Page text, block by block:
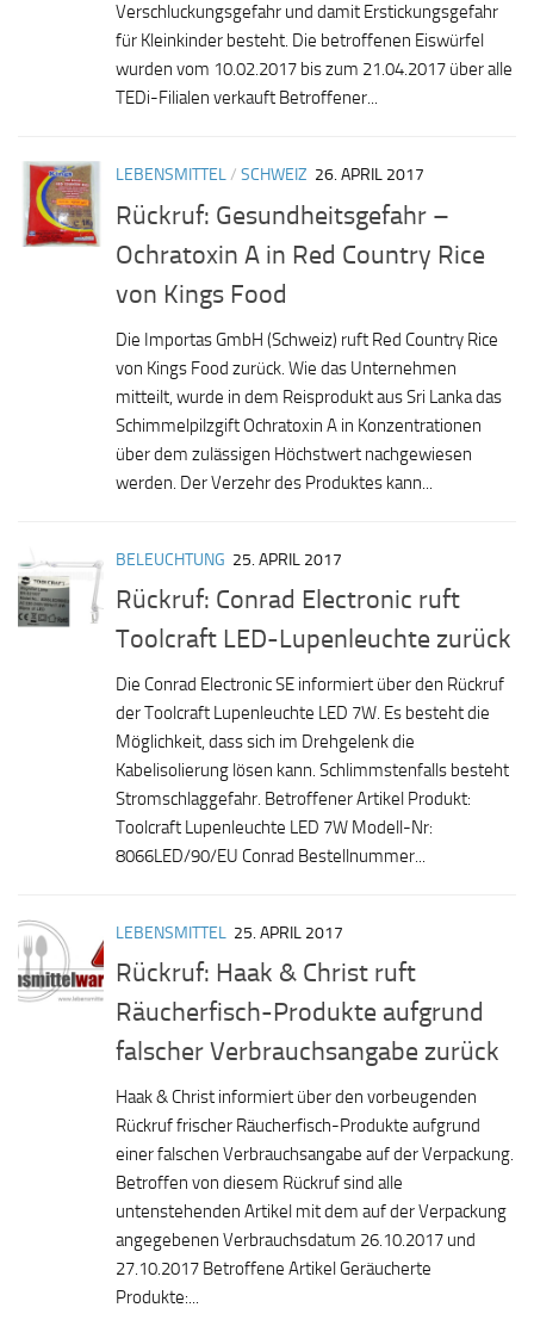
Verschluckungsgefahr und damit Erstickungsgefahr
für Kleinkinder besteht. Die betroffenen Eiswürfel
wurden vom 10.02.2017 bis zum 21.04.2017 über alle
TEDi-Filialen verkauft Betroffener...
LEBENSMITTEL/ SCHWEIZ 26. APRIL 2017
Rückruf: Gesundheitsgefahr –
Ochratoxin A in Red Country Rice
von Kings Food
Die Importas GmbH (Schweiz) ruft Red Country Rice
von Kings Food zurück. Wie das Unternehmen
mitteilt, wurde in dem Reisprodukt aus Sri Lanka das
Schimmelpilzgift Ochratoxin A in Konzentrationen
über dem zulässigen Höchstwert nachgewiesen
werden. Der Verzehr des Produktes kann...
BELEUCHTUNG 25. APRIL 2017
Rückruf: Conrad Electronic ruft
Toolcraft LED-Lupenleuchte zurück
Die Conrad Electronic SE informiert über den Rückruf
der Toolcraft Lupenleuchte LED 7W. Es besteht die
Möglichkeit, dass sich im Drehgelenk die
Kabelisolierung lösen kann. Schlimmstenfalls besteht
Stromschlaggefahr. Betroffener Artikel Produkt:
Toolcraft Lupenleuchte LED 7W Modell-Nr:
8066LED/90/EU Conrad Bestellnummer...
LEBENSMITTEL 25. APRIL 2017
Rückruf: Haak & Christ ruft
Räucherfisch-Produkte aufgrund
falscher Verbrauchsangabe zurück
Haak & Christ informiert über den vorbeugenden
Rückruf frischer Räucherfisch-Produkte aufgrund
einer falschen Verbrauchsangabe auf der Verpackung.
Betroffen von diesem Rückruf sind alle
untenstehenden Artikel mit dem auf der Verpackung
angegebenen Verbrauchsdatum 26.10.2017 und
27.10.2017 Betroffene Artikel Geräucherte
Produkte:...